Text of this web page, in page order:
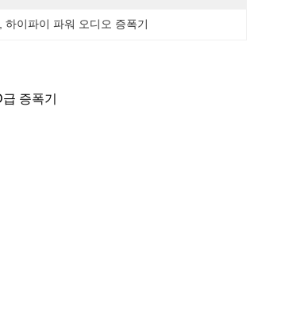
, 하이파이 파워 오디오 증폭기
증폭기